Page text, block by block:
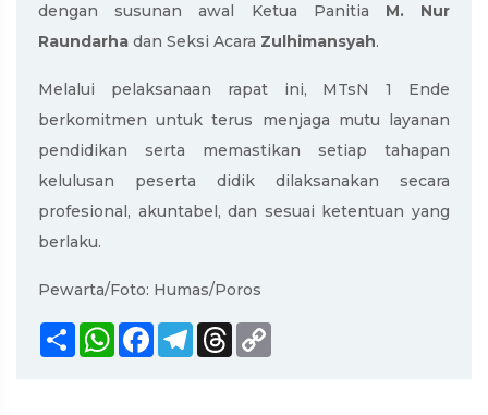
dengan susunan awal Ketua Panitia M. Nur
Raundarha dan Seksi Acara Zulhimansyah.
Melalui pelaksanaan rapat ini, MTsN 1 Ende
berkomitmen untuk terus menjaga mutu layanan
pendidikan serta memastikan setiap tahapan
kelulusan peserta didik dilaksanakan secara
profesional, akuntabel, dan sesuai ketentuan yang
berlaku.
Pewarta/Foto: Humas/Poros
ShareWhatsApp
FacebookTelegram
Threads